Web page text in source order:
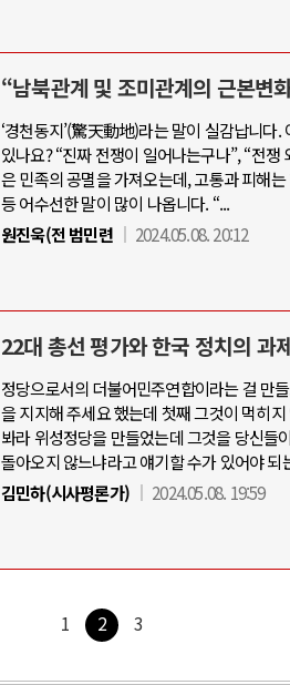
“남북관계 및 조미관계의 근본변
‘경천동지’(驚天動地)라는 말이 실감납니다
있나요? “진짜 전쟁이 일어나는구나”, “전
은 민족의 공멸을 가져오는데, 고통과 피해
등 어수선한 말이 많이 나옵니다. “...
원진욱(전 범민련
2024.05.08. 20:12
22대 총선 평가와 한국 정치의 과
정당으로서의 더불어민주연합이라는 걸 만
을 지지해 주세요 했는데 첫째 그것이 먹히
봐라 위성정당을 만들었는데 그것을 당신들
돌아오지 않느냐라고 얘기할 수가 있어야 되
김민하(시사평론가)
2024.05.08. 19:59
1 2 3